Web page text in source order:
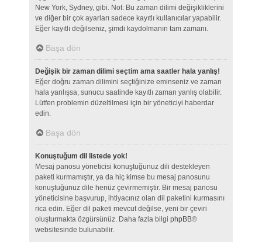
New York, Sydney, gibi. Not: Bu zaman dilimi değişikliklerini
ve diğer bir çok ayarları sadece kayıtlı kullanıcılar yapabilir.
Eğer kayıtlı değilseniz, şimdi kaydolmanın tam zamanı.
Başa dön
Değişik bir zaman dilimi seçtim ama saatler hala yanlış!
Eğer doğru zaman dilimini seçtiğinize eminseniz ve zaman
hala yanlışsa, sunucu saatinde kayıtlı zaman yanlış olabilir.
Lütfen problemin düzeltilmesi için bir yöneticiyi haberdar
edin.
Başa dön
Konuştuğum dil listede yok!
Mesaj panosu yöneticisi konuştuğunuz dili destekleyen
paketi kurmamıştır, ya da hiç kimse bu mesaj panosunu
konuştuğunuz dile henüz çevirmemiştir. Bir mesaj panosu
yöneticisine başvurup, ihtiyacınız olan dil paketini kurmasını
rica edin. Eğer dil paketi mevcut değilse, yeni bir çeviri
oluşturmakta özgürsünüz. Daha fazla bilgi phpBB®
websitesinde bulunabilir.